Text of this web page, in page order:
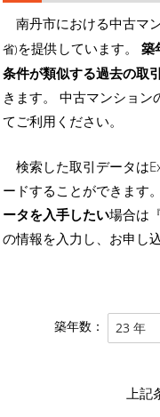
南丹市における中古マ
省)を提供しています。 築
条件が類似する過去の取
きます。 中古マンション
てご利用ください。
検索した取引データは
ードすることができます。
ータを入手したい場合は
の情報を入力し、お申し
築年数： 23 年
上